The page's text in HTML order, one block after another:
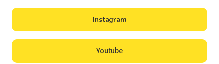
Instagram
Youtube